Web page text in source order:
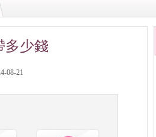
多少錢
08-21